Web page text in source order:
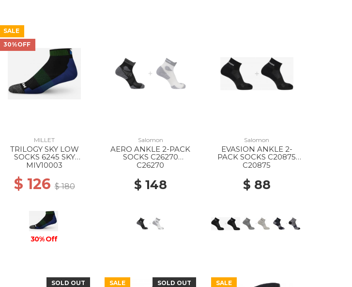
SALE
30%OFF
MILLET
TRILOGY SKY LOW
SOCKS 6245 SKY
DIVER/ACID GREEN
MIV10003
$ 126$ 180
30% Off
Salomon
AERO ANKLE 2-PACK
SOCKS C26270
WHITE/BLACK
C26270
$ 148
Salomon
EVASION ANKLE 2-
PACK SOCKS C20875
BLACK/BLACK
C20875
$ 88
SOLD OUT
SALE
SOLD OUT
SALE